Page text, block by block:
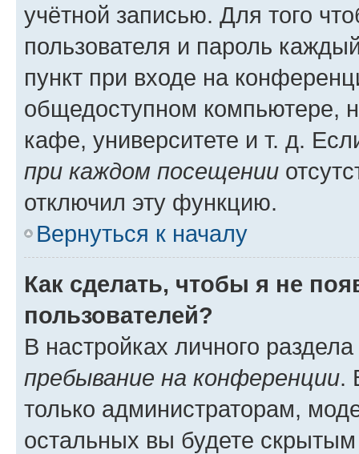
учётной записью. Для того
пользователя и пароль
пункт при входе на
общедоступном компьютере,
кафе, университете и т. д.
при каждом посещении
отключил эту функцию.
Вернуться к началу
Как сделать, чтобы я не
пользователей?
В настройках личного
пребывание на конференции.
только администраторам,
остальных вы будете